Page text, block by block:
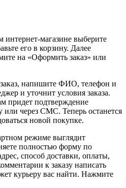
магазине выберите
его в корзину. Далее
на «Оформить заказ» или
напишите ФИО, телефон и
и уточнит условия заказа.
придет подтверждение
или через СМС. Теперь останется
новой покупке.
режиме выглядит
полностью форму по
способ доставки, оплаты,
к заказу написать
курьеру вас найти. Нажмите